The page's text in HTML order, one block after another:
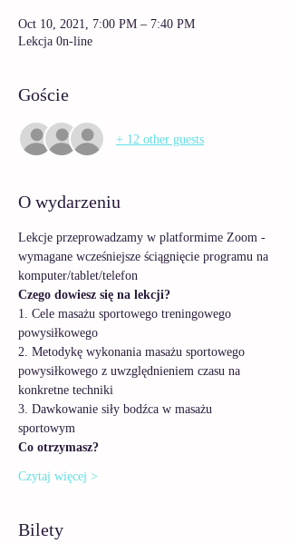
Oct 10, 2021, 7:00 PM – 7:40 PM
Lekcja 0n-line
Goście
+ 12 other guests
O wydarzeniu
Lekcje przeprowadzamy w platformime Zoom -
wymagane wcześniejsze ściągnięcie programu na
komputer/tablet/telefon
Czego dowiesz się na lekcji?
1. Cele masażu sportowego treningowego
powysiłkowego
2. Metodykę wykonania masażu sportowego
powysiłkowego z uwzględnieniem czasu na
konkretne techniki
3. Dawkowanie siły bodźca w masażu
sportowym
Co otrzymasz?
Czytaj więcej >
Bilety